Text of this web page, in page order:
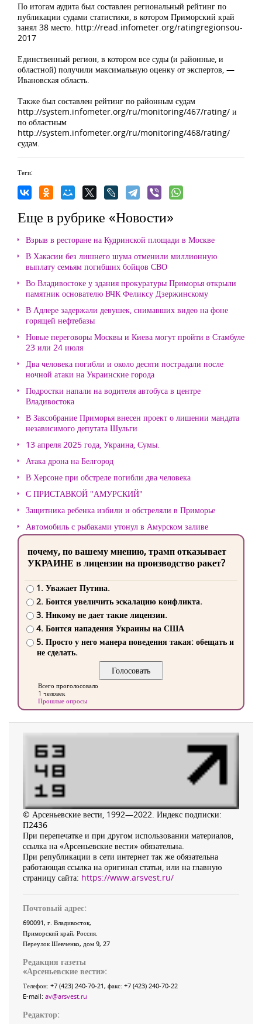
По итогам аудита был составлен региональный рейтинг по
публикации судами статистики, в котором Приморский край
занял 38 место. http://read.infometer.org/ratingregionsou-
2017
Единственный регион, в котором все суды (и районные, и
областной) получили максимальную оценку от экспертов, —
Ивановская область.
Также был составлен рейтинг по районным судам
http://system.infometer.org/ru/monitoring/467/rating/ и
по областным
http://system.infometer.org/ru/monitoring/468/rating/
судам.
Теги:
Еще в рубрике «Новости»
Взрыв в ресторане на Кудринской площади в Москве
В Хакасии без лишнего шума отменили миллионную
выплату семьям погибших бойцов СВО
Во Владивостоке у здания прокуратуры Приморья открыли
памятник основателю ВЧК Феликсу Дзержинскому
В Адлере задержали девушек, снимавших видео на фоне
горящей нефтебазы
Новые переговоры Москвы и Киева могут пройти в Стамбуле
23 или 24 июля
Два человека погибли и около десяти пострадали после
ночной атаки на Украинские города
Подростки напали на водителя автобуса в центре
Владивостока
В Заксобрание Приморья внесен проект о лишении мандата
независимого депутата Шульги
13 апреля 2025 года, Украина, Сумы.
Атака дрона на Белгород
В Херсоне при обстреле погибли два человека
С ПРИСТАВКОЙ "АМУРСКИЙ"
Защитника ребенка избили и обстреляли в Приморье
Автомобиль с рыбаками утонул в Амурском заливе
почему, по вашему мнению, трамп отказывает
УКРАИНЕ в лицензии на производство ракет?
1. Уважает Путина.
2. Боится увеличить эскалацию конфликта.
3. Никому не дает такие лицензии.
4. Боится нападения Украины на США
5. Просто у него манера поведения такая: обещать и
не сделать.
Всего проголосовало
1 человек
Прошлые опросы
© Арсеньевские вести, 1992—2022. Индекс подписки:
П2436
При перепечатке и при другом использовании материалов,
ссылка на «Арсеньевские вести» обязательна.
При републикации в сети интернет так же обязательна
работающая ссылка на оригинал статьи, или на главную
страницу сайта: https://www.arsvest.ru/
Почтовый адрес:
690091, г. Владивосток,
Приморский край, Россия
Переулок Шевченко, дом 9, 27
Редакция газеты
«Арсеньевские вести»:
Телефон: +7 (423) 240-70-21, факс: +7 (423) 240-70-22
E-mail: av@arsvest.ru
Редактор: